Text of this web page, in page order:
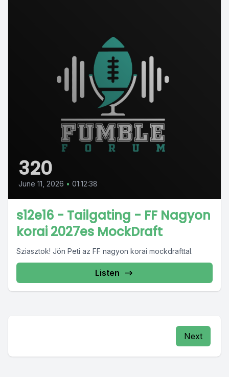
320
June 11, 2026 • 01:12:38
s12e16 - Tailgating - FF Nagyon
korai 2027es MockDraft
Sziasztok! Jön Peti az FF nagyon korai mockdrafttal.
Listen
Next